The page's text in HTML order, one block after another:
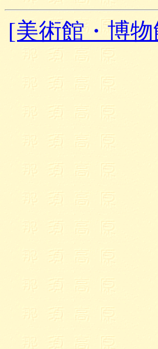
[美術館・博